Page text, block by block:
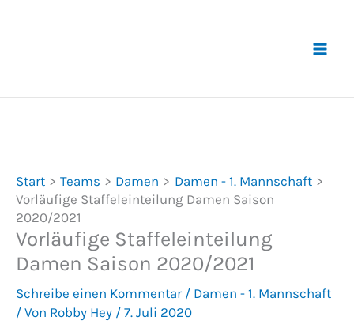
Start Teams Damen
Damen - 1. Mannschaft
Vorläufige Staffeleinteilung Damen Saison
2020/2021
Vorläufige Staffeleinteilung
Damen Saison 2020/2021
Schreibe einen Kommentar / Damen - 1. Mannschaft
/ Von Robby Hey / 7. Juli 2020